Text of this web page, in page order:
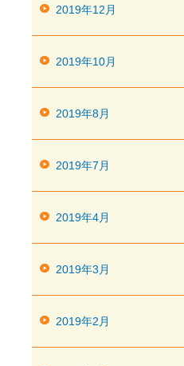
2019年12月
2019年10月
2019年8月
2019年7月
2019年4月
2019年3月
2019年2月